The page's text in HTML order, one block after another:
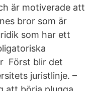
är motiverade att
bror som är
som har ett
Först blir det
juristlinje. –